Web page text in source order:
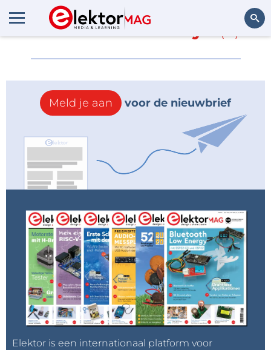
Meer overMobileye
Meld je aan voor de nieuwbrief
Elektor is een internationaal platform voor